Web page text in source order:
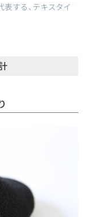
表する、テキスタイ